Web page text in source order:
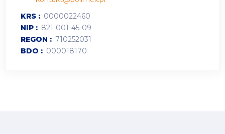
KRS
0000022460
NIP
821-001-45-09
REGON
710252031
BDO
000018170